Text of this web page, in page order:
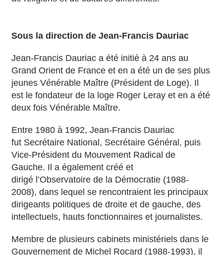
Sous la direction de Jean-Francis Dauriac
Jean-Francis Dauriac a été initié à 24 ans au
Grand Orient de France et en a été un de ses plus
jeunes Vénérable Maître (Président de Loge). Il
est le fondateur de la loge Roger Leray et en a été
deux fois Vénérable Maître.
Entre 1980 à 1992, Jean-Francis Dauriac
fut Secrétaire National, Secrétaire Général, puis
Vice-Président du Mouvement Radical de
Gauche. Il a également créé et
dirigé l’Observatoire de la Démocratie (1988-
2008), dans lequel se rencontraient les principaux
dirigeants politiques de droite et de gauche, des
intellectuels, hauts fonctionnaires et journalistes.
Membre de plusieurs cabinets ministériels dans le
Gouvernement de Michel Rocard (1988-1993), il